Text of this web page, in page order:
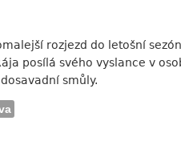
rozjezd do letošní
posílá svého vyslance v
smůly.